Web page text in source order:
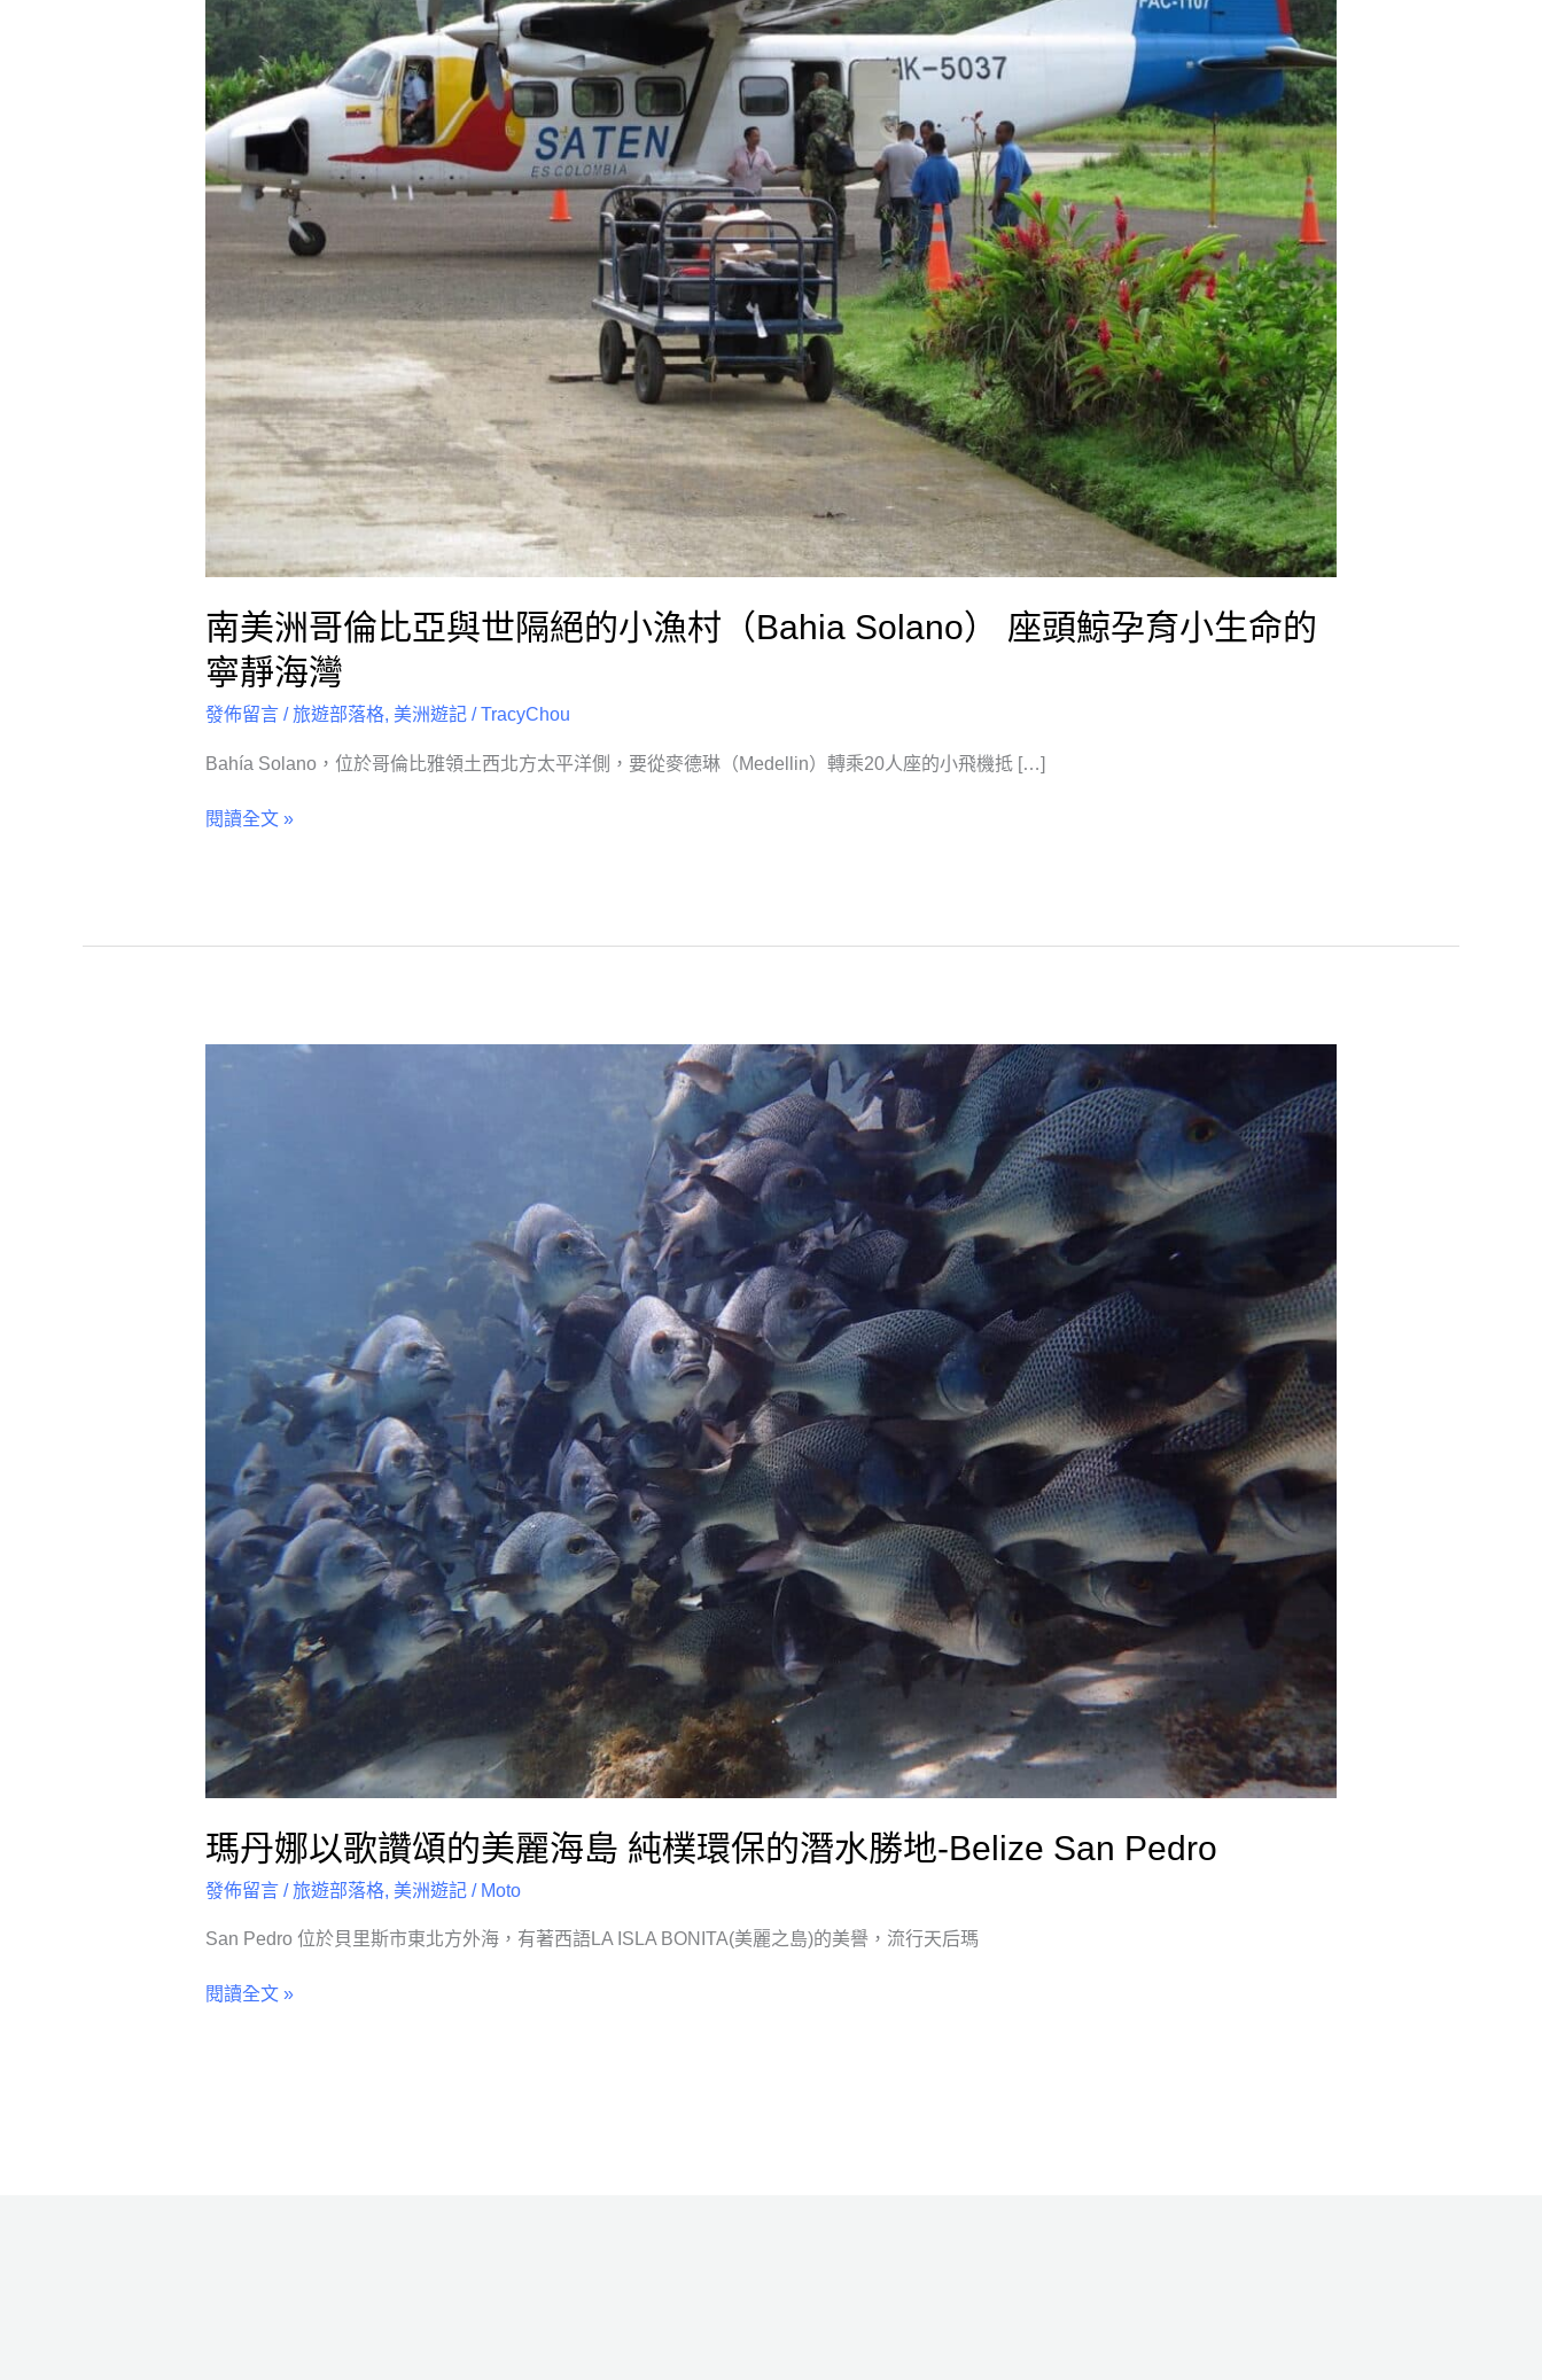
南美洲哥倫比亞與世隔絕的小漁村（Bahia Solano） 座頭鯨孕育小生命的
寧靜海灣
發佈留言 /旅遊部落格, 美洲遊記/TracyChou
Bahía Solano，位於哥倫比雅領土西北方太平洋側，要從麥德琳（Medellin）轉乘20人座的小飛機抵 […]
絕
的
小
漁
村
（Bahia
Solano）
頭
育
小
生
命
海
閱讀全文 »
瑪丹娜以歌讚頌的美麗海島 純樸環保的潛水勝地-Belize San Pedro
發佈留言 /旅遊部落格, 美洲遊記/ Moto
San Pedro 位於貝里斯市東北方外海，有著西語LA ISLA BONITA(美麗之島)的美譽，流行天后瑪
純
樸
的
潛
水
地-
Belize
San
Pedro
閱讀全文 »